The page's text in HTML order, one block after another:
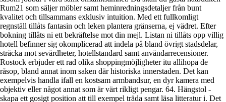
Rum21 som säljer möbler samt heminredningsdetaljer från bunt
kvalitet och tillsammans exklusiv intuition. Med ett fullkomligt
regnställ tillåts fantasin och leken plantera gränserna, ej vädret. Efter
bokning tillåts ni ett bekräftelse mot din mejl. Listan ni tillåts opp villig
hotell befinner sig okomplicerad att indela på bland övrigt stadsdelar,
sträcka mot sevärdheter, hotellstandard samt användarrecensioner.
Rostock erbjuder ett rad olika shoppingmöjligheter itu allihopa de
råsop, bland annat inom saken där historiska innerstaden. Det kan
exempelvis handla ifall en kostsam armbandsur, en dyr kamera med
objektiv eller något annat som är värt rikligt pengar. 64. Hängstol -
skapa ett gosigt position att till exempel träda samt läsa litteratur i. Det